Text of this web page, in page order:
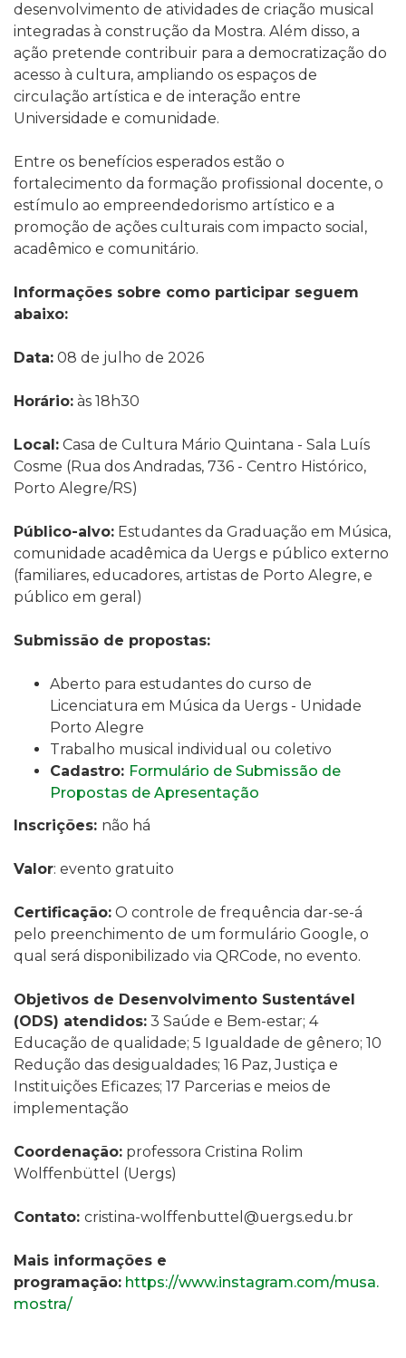
desenvolvimento de atividades de criação musical
integradas à construção da Mostra. Além disso, a
ação pretende contribuir para a democratização do
acesso à cultura, ampliando os espaços de
circulação artística e de interação entre
Universidade e comunidade.
Entre os benefícios esperados estão o
fortalecimento da formação profissional docente, o
estímulo ao empreendedorismo artístico e a
promoção de ações culturais com impacto social,
acadêmico e comunitário.
Informações sobre como participar seguem
abaixo:
Data: 08 de julho de 2026
Horário: às 18h30
Local: Casa de Cultura Mário Quintana - Sala Luís
Cosme (Rua dos Andradas, 736 - Centro Histórico,
Porto Alegre/RS)
Público-alvo: Estudantes da Graduação em Música,
comunidade acadêmica da Uergs e público externo
(familiares, educadores, artistas de Porto Alegre, e
público em geral)
Submissão de propostas:
Aberto para estudantes do curso de
Licenciatura em Música da Uergs - Unidade
Porto Alegre
Trabalho musical individual ou coletivo
Cadastro: Formulário de Submissão de
Propostas de Apresentação
Inscrições: não há
Valor: evento gratuito
Certificação: O controle de frequência dar-se-á
pelo preenchimento de um formulário Google, o
qual será disponibilizado via QRCode, no evento.
Objetivos de Desenvolvimento Sustentável
(ODS) atendidos: 3 Saúde e Bem-estar; 4
Educação de qualidade; 5 Igualdade de gênero; 10
Redução das desigualdades; 16 Paz, Justiça e
Instituições Eficazes; 17 Parcerias e meios de
implementação
Coordenação: professora Cristina Rolim
Wolffenbüttel (Uergs)
Contato: cristina-wolffenbuttel@uergs.edu.br
Mais informações e
programação: https://www.instagram.com/musa.
mostra/